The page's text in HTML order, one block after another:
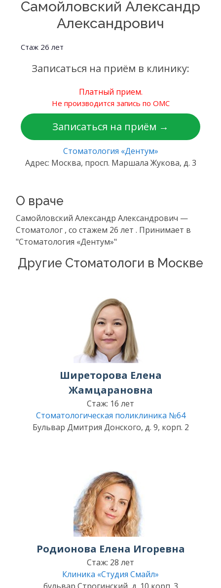
Самойловский Александр
Александрович
Стаж 26 лет
Записаться на приём в клинику:
Платный прием.
Не производится запись по ОМС
Записаться на приём →
Стоматология «Дентум»
Адрес: Москва, просп. Маршала Жукова, д. 3
О враче
Самойловский Александр Александрович —
Стоматолог , со стажем 26 лет . Принимает в
"Стоматология «Дентум»"
Другие Стоматологи в Москве
Ширеторова Елена
Жамцарановна
Стаж: 16 лет
Стоматологическая поликлиника №64
Бульвар Дмитрия Донского, д. 9, корп. 2
Родионова Елена Игоревна
Стаж: 28 лет
Клиника «Студия Смайл»